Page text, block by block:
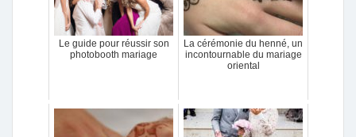
Le guide pour réussir son
photobooth mariage
La cérémonie du henné, un
incontournable du mariage
oriental